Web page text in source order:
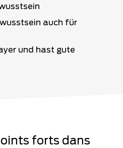
auch für
und hast gute
forts dans